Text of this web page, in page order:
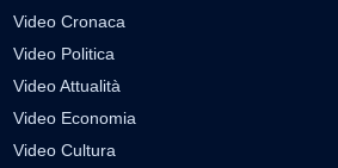
Video Cronaca
Video Politica
Video Attualità
Video Economia
Video Cultura